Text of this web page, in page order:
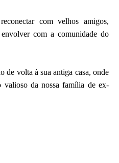
com velhos amigos,
com a comunidade do
de volta à sua antiga casa, onde
valioso da nossa família de ex-